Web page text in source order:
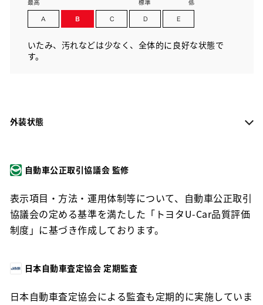
いたみ、汚れなどは少なく、全体的に良好な状態で
す。
外装状態
自動車公正取引協議会 監修
表示項目・方法・運用体制等について、自動車公正取引
協議会の定める基準を満たした「トヨタU-Car品質評価
制度」に基づき作成しております。
日本自動車査定協会 定期監査
日本自動車査定協会による監査も定期的に実施していま